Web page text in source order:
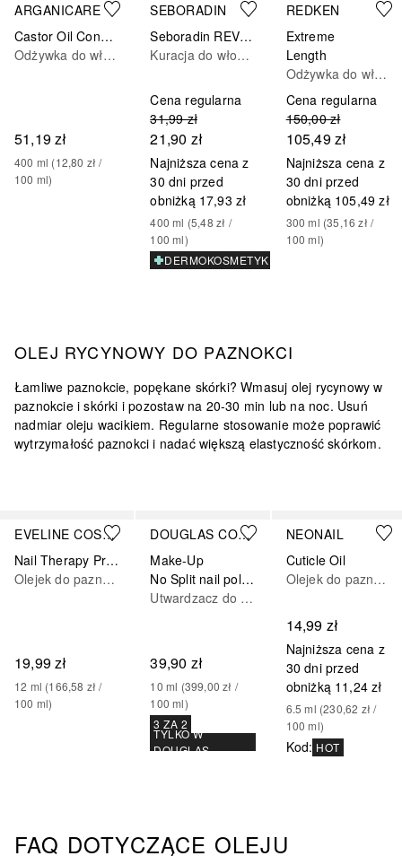
ARGANICARE
Castor Oil Conditioner - Odżywka Stymulująca Porost Włosów
Odżywka do włosów do spłukiwania
51,19 zł
400 ml (12,80 zł /
100 ml)
SEBORADIN
Seboradin REVITALIZING Balsam
Kuracja do włosów
Cena regularna
31,99 zł
21,90 zł
Najniższa cena z
30 dni przed
obniżką 17,93 zł
400 ml (5,48 zł /
100 ml)
DERMOKOSMETYK
REDKEN
Extreme
Length
Odżywka do włosów do spłukiwania
Cena regularna
150,00 zł
105,49 zł
Najniższa cena z
30 dni przed
obniżką 105,49 zł
300 ml (35,16 zł /
100 ml)
OLEJ RYCYNOWY DO PAZNOKCI
Łamliwe paznokcie, popękane skórki? Wmasuj olej rycynowy w
paznokcie i skórki i pozostaw na 20-30 min lub na noc. Usuń
nadmiar oleju wacikiem. Regularne stosowanie możepoprawić
wytrzymałość paznokci i nadać większą elastyczność skórkom.
EVELINE COSMETICS
Nail Therapy Professional Med+ Olejek – wcierka do paznokci
Olejek do paznokci
19,99 zł
12 ml (166,58 zł /
100 ml)
DOUGLAS COLLECTION
Make-Up
No Split nail polish
Utwardzacz do paznokci
39,90 zł
10 ml (399,00 zł /
100 ml)
3 ZA 2
TYLKO W
DOUGLAS
NEONAIL
Cuticle Oil
Olejek do paznokci
14,99 zł
Najniższa cena z
30 dni przed
obniżką 11,24 zł
6.5 ml (230,62 zł /
100 ml)
Kod: HOT
FAQ DOTYCZĄCE OLEJU